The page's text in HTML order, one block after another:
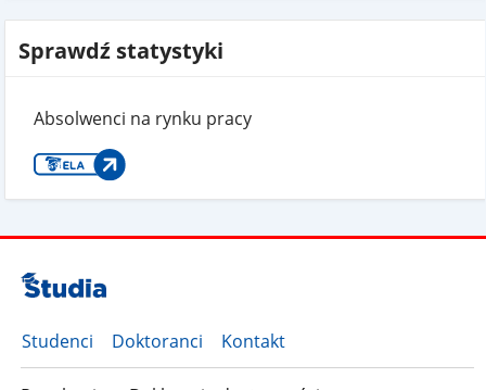
Sprawdź statystyki
Absolwenci na rynku pracy
Studenci Doktoranci Kontakt